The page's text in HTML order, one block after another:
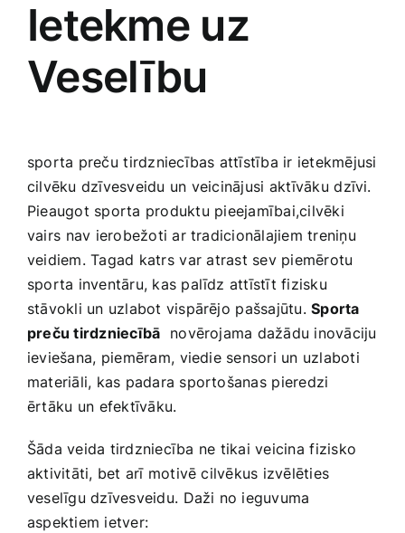
Ietekme‍ uz‌
Veselību
sporta preču⁣ tirdzniecības attīstība‍ ir ietekmējusi
cilvēku dzīvesveidu ⁢un veicinājusi ⁣aktīvāku ⁤dzīvi.⁤
Pieaugot sporta produktu⁣ pieejamībai,cilvēki
vairs ⁤nav ierobežoti ar tradicionālajiem treniņu
veidiem. Tagad katrs ⁢var⁣ atrast sev‍ piemērotu⁢
sporta inventāru, kas palīdz attīstīt fizisku
stāvokli un uzlabot ‌vispārējo ⁤pašsajūtu.Sporta
preču tirdzniecībā ⁤ novērojama dažādu inovāciju
ieviešana,⁤ piemēram, ⁢viedie sensori un uzlaboti
materiāli, ‌kas padara sportošanas⁣ pieredzi
ērtāku un⁣ efektīvāku.
Šāda veida tirdzniecība​ ne ⁣tikai‍ veicina⁤ fizisko⁤
aktivitāti, bet arī motivē cilvēkus izvēlēties
veselīgu dzīvesveidu. ⁣Daži no ieguvuma
aspektiem ietver: